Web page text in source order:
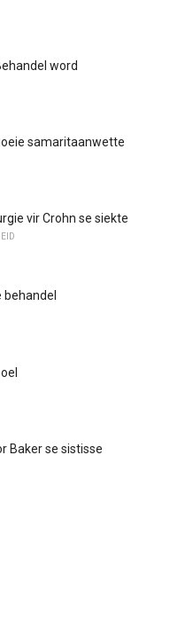
word
samaritaanwette
vir Crohn se siekte
behandel
Baker se sistisse